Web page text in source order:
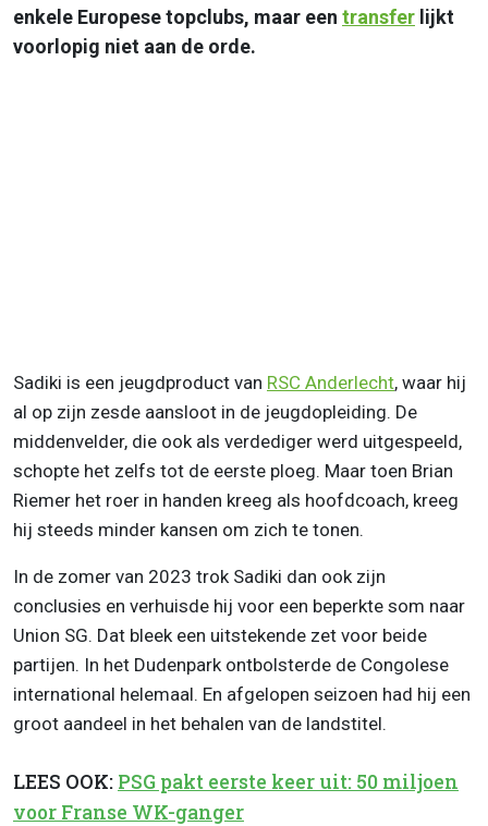
enkele Europese topclubs, maar een transfer lijkt
voorlopig niet aan de orde.
Sadiki is een jeugdproduct van RSC Anderlecht, waar hij
al op zijn zesde aansloot in de jeugdopleiding. De
middenvelder, die ook als verdediger werd uitgespeeld,
schopte het zelfs tot de eerste ploeg. Maar toen Brian
Riemer het roer in handen kreeg als hoofdcoach, kreeg
hij steeds minder kansen om zich te tonen.
In de zomer van 2023 trok Sadiki dan ook zijn
conclusies en verhuisde hij voor een beperkte som naar
Union SG. Dat bleek een uitstekende zet voor beide
partijen. In het Dudenpark ontbolsterde de Congolese
international helemaal. En afgelopen seizoen had hij een
groot aandeel in het behalen van de landstitel.
LEES OOK: PSG pakt eerste keer uit: 50 miljoen
voor Franse WK-ganger